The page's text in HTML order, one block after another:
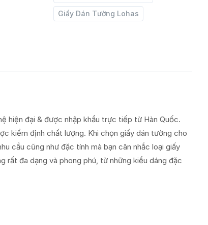
Giấy Dán Tường Lohas
hiện đại & được nhập khẩu trực tiếp từ Hàn Quốc.
kiểm định chất lượng. Khi chọn giấy dán tường cho
cầu cũng như đặc tính mà bạn cân nhắc loại giấy
rất đa dạng và phong phú, từ những kiểu dáng đặc